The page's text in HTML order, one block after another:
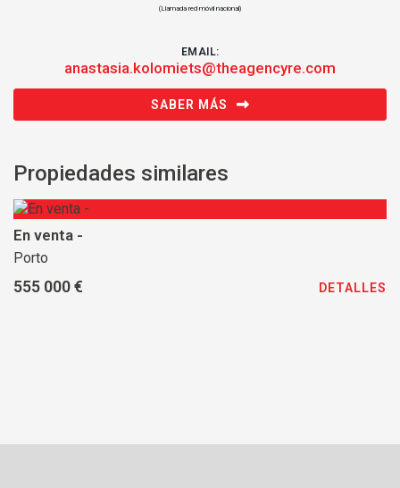
(Llamada red móvil nacional)
EMAIL:
anastasia.kolomiets@theagencyre.com
SABER MÁS
Propiedades similares
En venta -
Porto
555 000 € DETALLES